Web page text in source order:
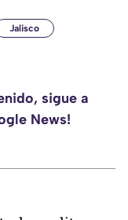
Jalisco
sigue a
News!